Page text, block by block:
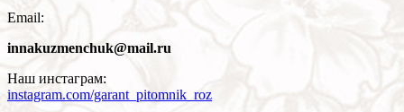
Email:
innakuzmenchuk@mail.ru
Наш инстаграм:
instagram.com/garant_pitomnik_roz